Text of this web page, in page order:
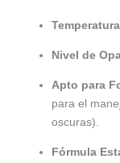
Nivel de
Apto para
para el
oscuras).
Fórmula